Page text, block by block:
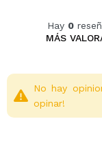
Hay 0
MÁS
No hay
opinar!